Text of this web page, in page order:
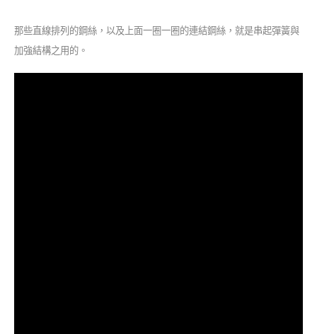
那些直線排列的鋼絲，以及上面一圈一圈的連結鋼絲，就是串起彈簧與
加強結構之用的。